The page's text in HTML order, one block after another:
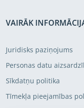
VAIRĀK
Juridisks paziņojums
Personas datu
Sīkdatņu politika
Tīmekļa pieejamības